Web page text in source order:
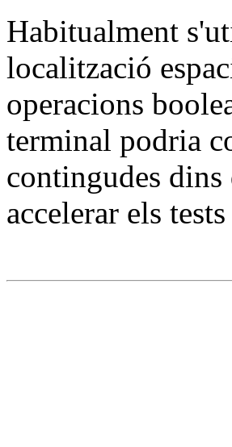
Habitualment
localització
operacions
terminal podria
contingudes dins
accelerar els